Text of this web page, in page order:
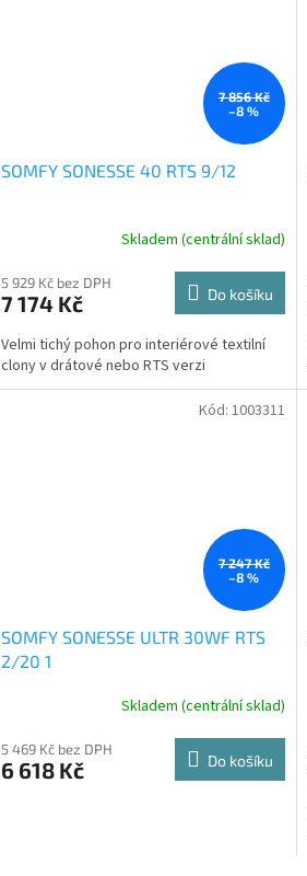
7 856 Kč
–8 %
SOMFY SONESSE 40 RTS 9/12
Skladem (centrální sklad)
5 929 Kč bez DPH
7 174 Kč Do košíku
Velmi tichý pohon pro interiérové textilní
clony v drátové nebo RTS verzi
7 247 Kč
–8 %
SOMFY SONESSE ULTR 30WF RTS
2/20 1
Skladem (centrální sklad)
5 469 Kč bez DPH
6 618 Kč Do košíku
Kód: 1003311